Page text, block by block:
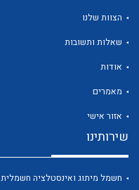
הצוות שלנו
שאלות ותשובות
אודות
מאמרים
אזור אישי
שירותינו
חשמל מיתוג ואינסטלציה חשמלית